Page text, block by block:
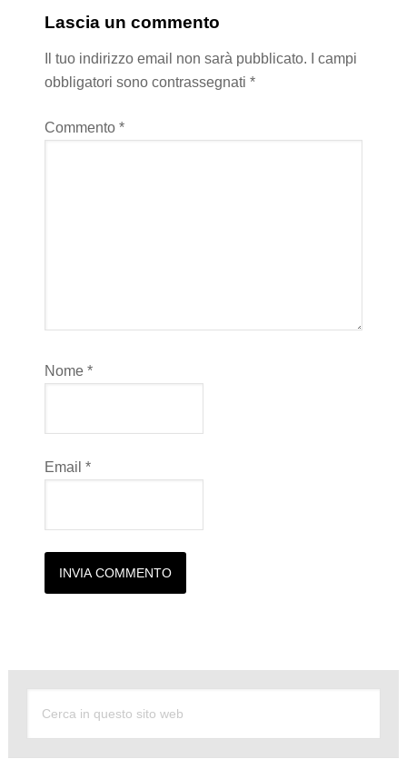
Lascia un commento
Il tuo indirizzo email non sarà pubblicato.
I campi
obbligatori sono contrassegnati *
Commento *
Nome *
Email *